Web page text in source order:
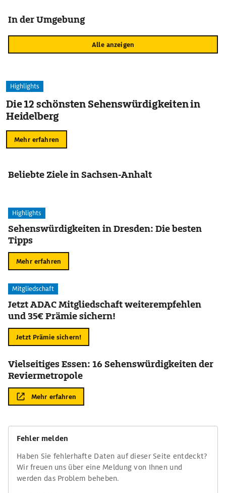
In der Umgebung
Alle anzeigen
Highlights
Die 12 schönsten Sehenswürdigkeiten in
Heidelberg
Mehr erfahren
Beliebte Ziele in Sachsen-Anhalt
Highlights
Sehenswürdigkeiten in Dresden: Die besten
Tipps
Mehr erfahren
Mitgliedschaft
Jetzt ADAC Mitgliedschaft weiterempfehlen
und 35€ Prämie sichern!
Jetzt Prämie sichern!
Vielseitiges Essen: 16 Sehenswürdigkeiten der
Reviermetropole
Mehr erfahren
Fehler melden
Haben Sie fehlerhafte Daten auf dieser Seite entdeckt?
Wir freuen uns über eine Meldung von Ihnen und
werden das Problem beheben.